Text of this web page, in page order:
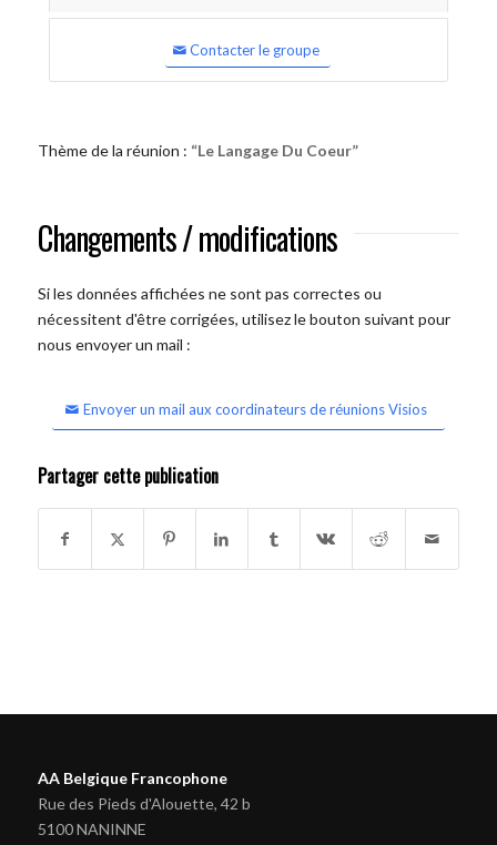
Contacter le groupe
Thème de la réunion : “Le Langage Du Coeur”
Changements / modifications
Si les données affichées ne sont pas correctes ou
nécessitent d'être corrigées, utilisez le bouton suivant pour
nous envoyer un mail :
Envoyer un mail aux coordinateurs de réunions Visios
Partager cette publication
AA Belgique Francophone
Rue des Pieds d'Alouette, 42 b
5100 NANINNE